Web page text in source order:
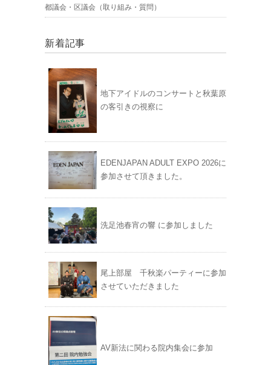
都議会・区議会（取り組み・質問）
新着記事
地下アイドルのコンサートと秋葉原
の客引きの視察に
EDENJAPAN ADULT EXPO 2026に
参加させて頂きました。
洗足池春宵の響 に参加しました
尾上部屋 千秋楽パーティーに参加
させていただきました
AV新法に関わる院内集会に参加